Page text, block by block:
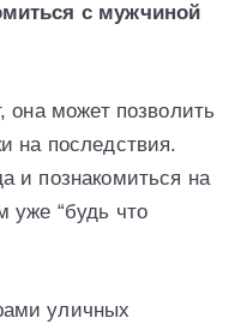
с мужчиной
она может позволить
на последствия.
и познакомиться на
уже “будь что
уличных